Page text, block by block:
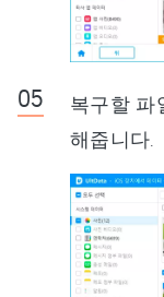
복구할 파
해줍니다.